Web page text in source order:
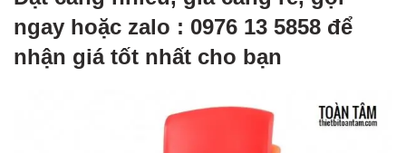
ngay hoặc zalo : 0976 13 5858 để
nhận giá tốt nhất cho bạn